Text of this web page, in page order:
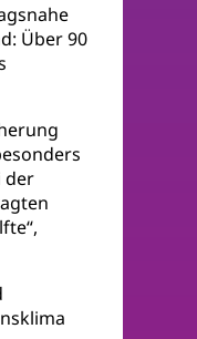
Über 90
der